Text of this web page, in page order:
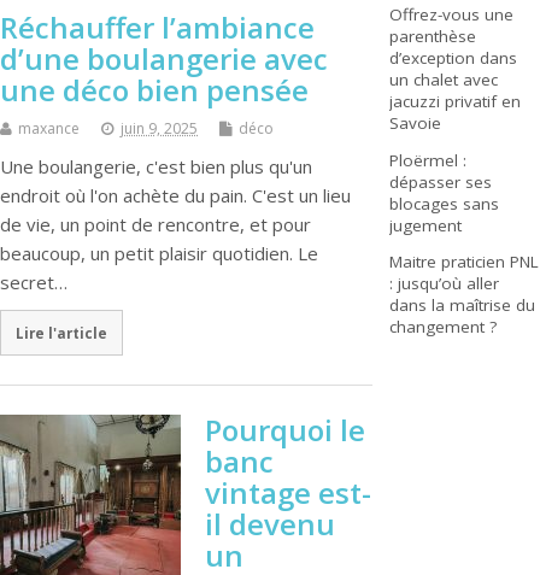
Réchauffer l’ambiance
d’une boulangerie avec
une déco bien pensée
maxance juin 9, 2025 déco
Une boulangerie, c'est bien plus qu'un
endroit où l'on achète du pain. C'est un lieu
de vie, un point de rencontre, et pour
beaucoup, un petit plaisir quotidien. Le
secret…
Lire l'article
Pourquoi le
banc
vintage est-
il devenu
un
Offrez-vous une
parenthèse
d’exception dans
un chalet avec
jacuzzi privatif en
Savoie
Ploërmel :
dépasser ses
blocages sans
jugement
Maitre praticien PNL
: jusqu’où aller
dans la maîtrise du
changement ?